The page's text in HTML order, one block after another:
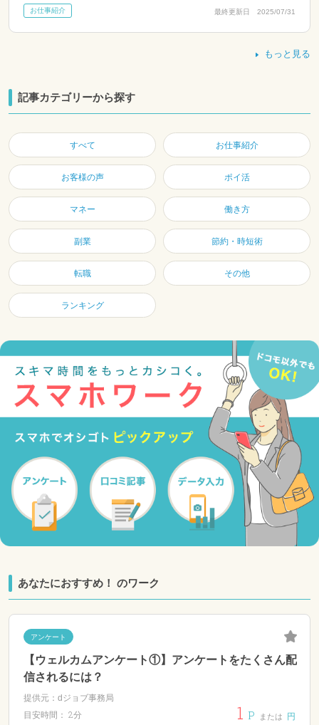
お仕事紹介 最終更新日 2025/07/31
もっと見る
記事カテゴリーから探す
すべて お仕事紹介
お客様の声 ポイ活
マネー 働き方
副業 節約・時短術
転職 その他
ランキング
あなたにおすすめ！ のワーク
アンケート
【ウェルカムアンケート①】アンケートをたくさん配
信されるには？
提供元：dジョブ事務局
目安時間： 2分 1 P または 円